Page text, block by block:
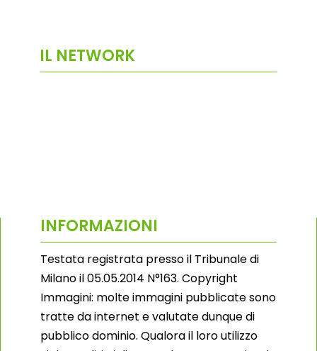
IL NETWORK
INFORMAZIONI
Testata registrata presso il Tribunale di
Milano il 05.05.2014 N°163. Copyright
Immagini: molte immagini pubblicate sono
tratte da internet e valutate dunque di
pubblico dominio. Qualora il loro utilizzo